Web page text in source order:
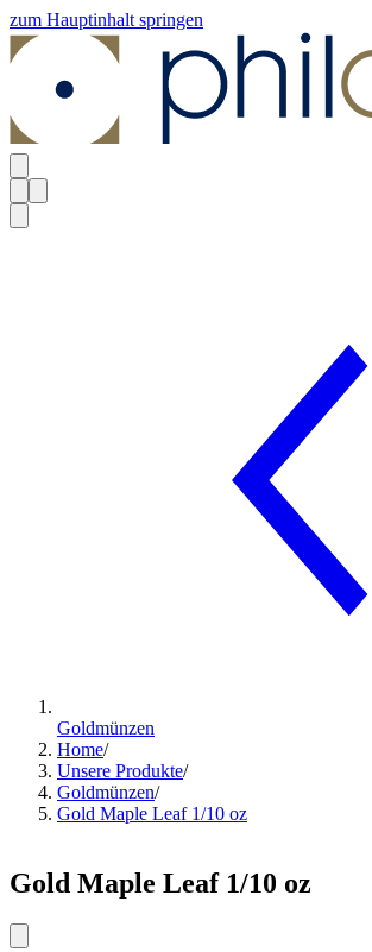
zum Hauptinhalt springen
Goldmünzen
Home/
Unsere Produkte/
Goldmünzen/
Gold Maple Leaf 1/10 oz
Gold Maple Leaf 1/10 oz